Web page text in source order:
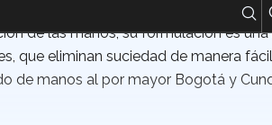
para Manos
Protec Hands, es un
de las manos, su formulación es
que eliminan suciedad de manera
de manos al por mayor Bogotá y